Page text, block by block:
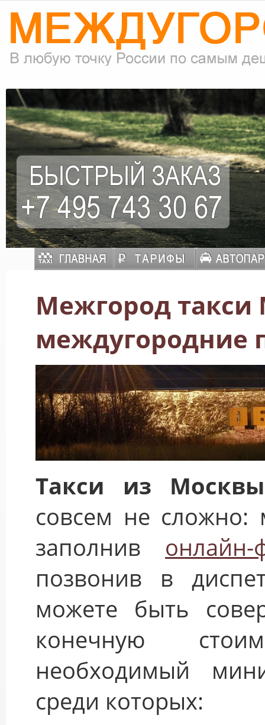
Межгород такси
междугородние
Такси из
совсем не сложно:
заполнив
позвонив в
можете быть
конечную
необходимый
среди которых: